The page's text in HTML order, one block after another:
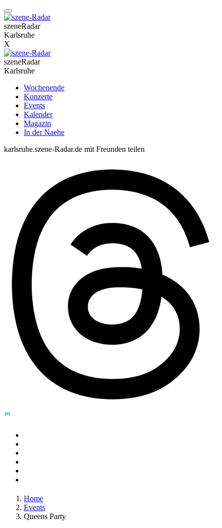
szeneRadar
Karlsruhe
X
szeneRadar
Karlsruhe
Wochenende
Konzerte
Events
Kalender
Magazin
In der Naehe
karlsruhe.szene-Radar.de mit Freunden teilen
Home
Events
Queens Party